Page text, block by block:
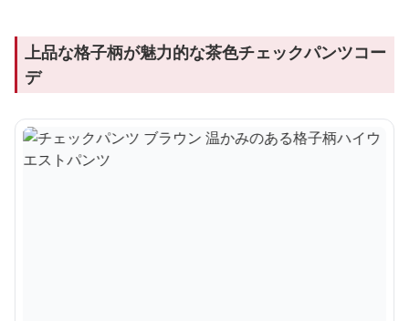
上品な格子柄が魅力的な茶色チェックパンツコー
デ